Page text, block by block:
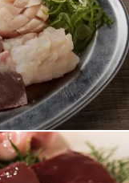
度抜群！炭火でジュ
品。リピーターも続